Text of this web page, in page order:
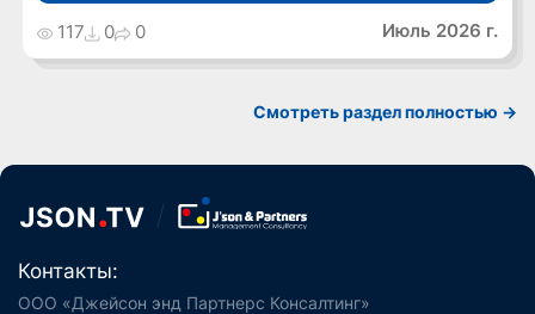
117 0 0 Июль 2026 г.
Cмотреть раздел полностью ->
Контакты:
ООО «Джейсон энд Партнерс Консалтинг»